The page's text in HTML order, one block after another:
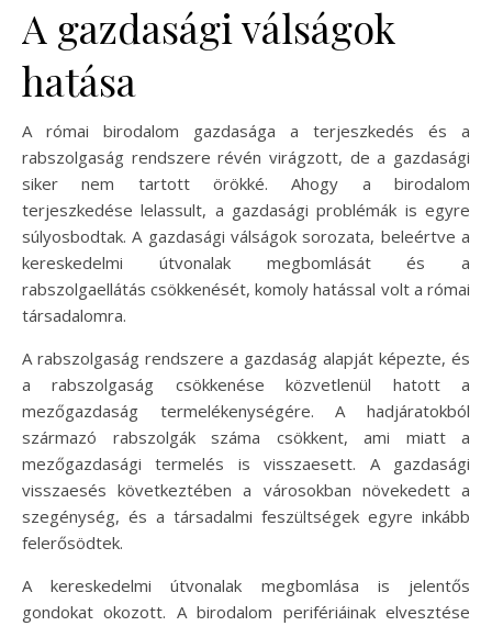
A gazdasági válságok
hatása
A római birodalom gazdasága a terjeszkedés és a
rabszolgaság rendszere révén virágzott, de a gazdasági
siker nem tartott örökké. Ahogy a birodalom
terjeszkedése lelassult, a gazdasági problémák is egyre
súlyosbodtak. A gazdasági válságok sorozata, beleértve a
kereskedelmi útvonalak megbomlását és a
rabszolgaellátás csökkenését, komoly hatással volt a római
társadalomra.
A rabszolgaság rendszere a gazdaság alapját képezte, és
a rabszolgaság csökkenése közvetlenül hatott a
mezőgazdaság termelékenységére. A hadjáratokból
származó rabszolgák száma csökkent, ami miatt a
mezőgazdasági termelés is visszaesett. A gazdasági
visszaesés következtében a városokban növekedett a
szegénység, és a társadalmi feszültségek egyre inkább
felerősödtek.
A kereskedelmi útvonalak megbomlása is jelentős
gondokat okozott. A birodalom perifériáinak elvesztése